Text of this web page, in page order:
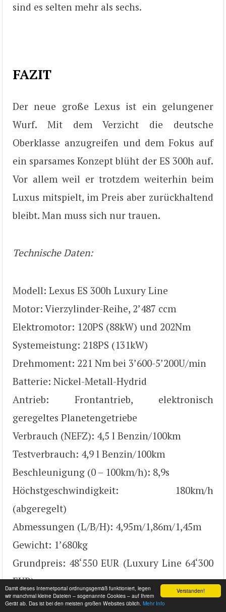
Verstanden!
Damit dieses Internetportal ordnungsgemäß funktioniert, legen
wir manchmal kleine Dateien – sogenannte Cookies – auf Ihrem
Gerät ab. Das ist bei den meisten großen Websites üblich. Mehr Info
sind es selten mehr als sechs.
FAZIT
Der neue große Lexus ist ein gelungener
Wurf. Mit dem Verzicht die deutsche
Oberklasse anzugreifen und dem Fokus auf
ein sparsames Konzept blüht der ES 300h auf.
Vor allem weil er trotzdem weiterhin beim
Luxus mitspielt, im Preis aber zurückhaltend
bleibt. Man muss sich nur trauen.
Technische Daten:
Modell: Lexus ES 300h Luxury Line
Motor: Vierzylinder-Reihe, 2’487 ccm
Elektromotor: 120PS (88kW) und 202Nm
Systemeistung: 218PS (131kW)
Drehmoment: 221 Nm bei 3’600-5’200U/min
Batterie: Nickel-Metall-Hydrid
Antrieb: Frontantrieb, elektronisch
geregeltes Planetengetriebe
Verbrauch (NEFZ): 4,5 l Benzin/100km
Testverbrauch: 4,9 l Benzin/100km
Beschleunigung (0 – 100km/h): 8,9s
Höchstgeschwindigkeit: 180km/h
(abgeregelt)
Abmessungen (L/B/H): 4,95m/1,86m/1,45m
Gewicht: 1’680kg
Grundpreis: 48‘550 EUR (Luxury Line 64‘300
EUR)
Testwagenpreis: 68‘880 EUR